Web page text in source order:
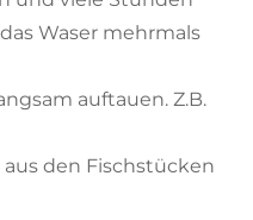
Waser mehrmals
auftauen. Z.B.
aus den Fischstücken